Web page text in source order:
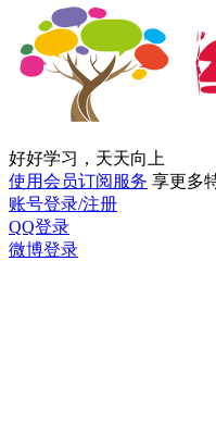
好好学习，天天向上
使用会员订阅服务 享更多
账号登录/注册
QQ登录
微博登录